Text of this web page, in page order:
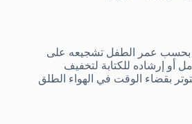
بحسب عمر الطفل تشجيعه على
أو إرشاده للكتابة لتخفيف
بقضاء الوقت في الهواء الطلق